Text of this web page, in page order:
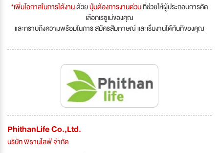
*เพิ่มโอกาสในการได้งานด้วยปุ่มต้องการงานด่วนที่ช่วยให้ผู้ประกอบการคัด
เลือกเรซูเม่ของคุณ
และทราบถึงความพร้อมในการ สมัครสัมภาษณ์ และเริ่มงานได้ทันทีของคุณ
PhithanLife Co.,Ltd.
บริษัท พิธานไลฟ์ จำกัด